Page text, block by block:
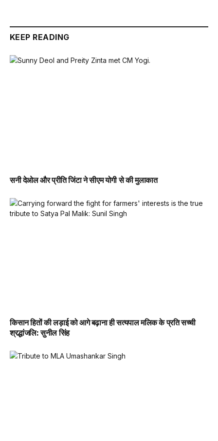
KEEP READING
सनी देओल और प्रीति जिंटा ने सीएम योगी से की मुलाकात
किसान हितों की लड़ाई को आगे बढ़ाना ही सत्यपाल मलिक के प्रति सच्ची
श्रद्धांजलि: सुनील सिंह